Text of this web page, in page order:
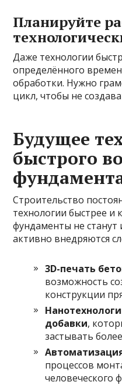
Планируйте
Даже технологии
определённого
обработки. Нужно
цикл, чтобы не
Будущее
быстрого
Строительство
технологии быстрее и
фундаменты не станут
активно внедряются
3D-печать
возможность
конструкции
добавки,
застывать
процессов
человеческого